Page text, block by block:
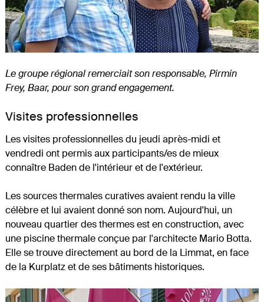
Le groupe régional remerciait son responsable, Pirmin
Frey, Baar, pour son grand engagement.
Visites professionnelles
Les visites professionnelles du jeudi après-midi et
vendredi ont permis aux participants/es de mieux
connaître Baden de l'intérieur et de l'extérieur.
Les sources thermales curatives avaient rendu la ville
célèbre et lui avaient donné son nom. Aujourd'hui, un
nouveau quartier des thermes est en construction, avec
une piscine thermale conçue par l'architecte Mario Botta.
Elle se trouve directement au bord de la Limmat, en face
de la Kurplatz et de ses bâtiments historiques.